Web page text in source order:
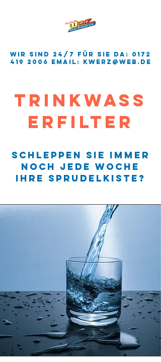
wir sind 24/7 für sie da: 0172
419 2006 EMAIL: kwerz@web.de
Trinkwass
erfilter
Schleppen Sie immer
noch jede Woche
ihre Sprudelkiste?